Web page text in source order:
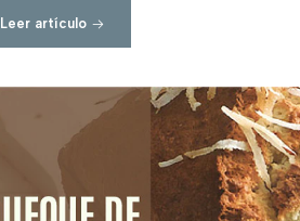
Leer artículo